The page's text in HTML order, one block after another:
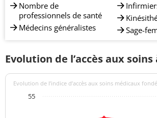
Nombre de
professionnels de santé
Médecins généralistes
Sage-
Evolution de l’accès aux
Evolution de l’indice d’accès aux soins médicaux
55